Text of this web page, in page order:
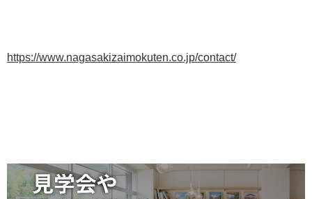
https://www.nagasakizaimokuten.co.jp/contact/